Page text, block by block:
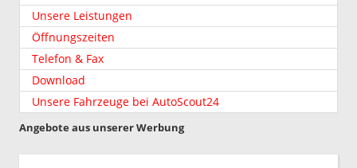
Unsere Leistungen
Öffnungszeiten
Telefon & Fax
Download
Unsere Fahrzeuge bei AutoScout24
Angebote aus unserer Werbung